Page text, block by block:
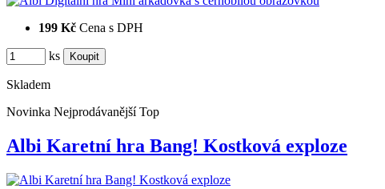
199 Kč Cena s DPH
ks
Skladem
Novinka Nejprodávanější Top
Albi Karetní hra Bang! Kostková exploze